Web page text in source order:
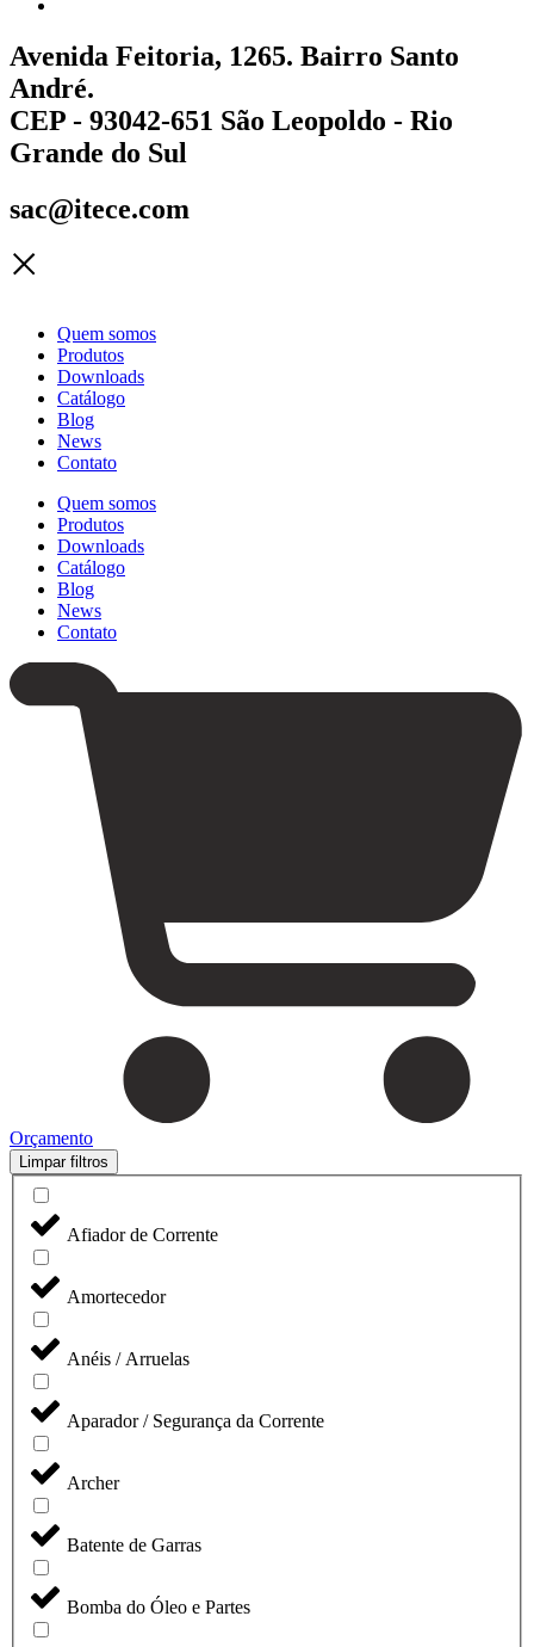
Avenida Feitoria, 1265. Bairro Santo
André.
CEP - 93042-651 São Leopoldo - Rio
Grande do Sul
sac@itece.com
Quem somos
Produtos
Downloads
Catálogo
Blog
News
Contato
Quem somos
Produtos
Downloads
Catálogo
Blog
News
Contato
Orçamento
Limpar filtros
Afiador de Corrente
Amortecedor
Anéis / Arruelas
Aparador / Segurança da Corrente
Archer
Batente de Garras
Bomba do Óleo e Partes